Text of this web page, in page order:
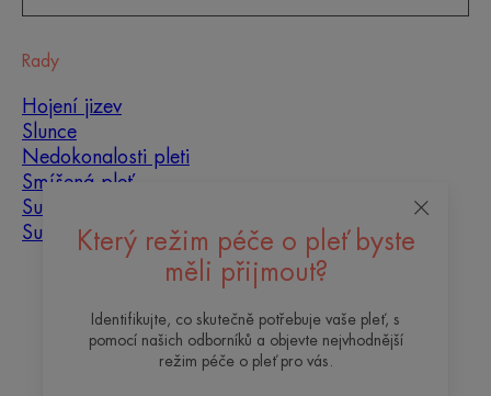
Který režim péče o pleť byste
měli přijmout?
Identifikujte, co skutečně potřebuje vaše pleť, s
pomocí našich odborníků a objevte nejvhodnější
režim péče o pleť pro vás.
Rady
Hojení jizev
Slunce
Nedokonalosti pleti
Smíšená pleť
Suchá pleť
Suchost a dehydratace
O nás
Kontakt Často kladené otázky